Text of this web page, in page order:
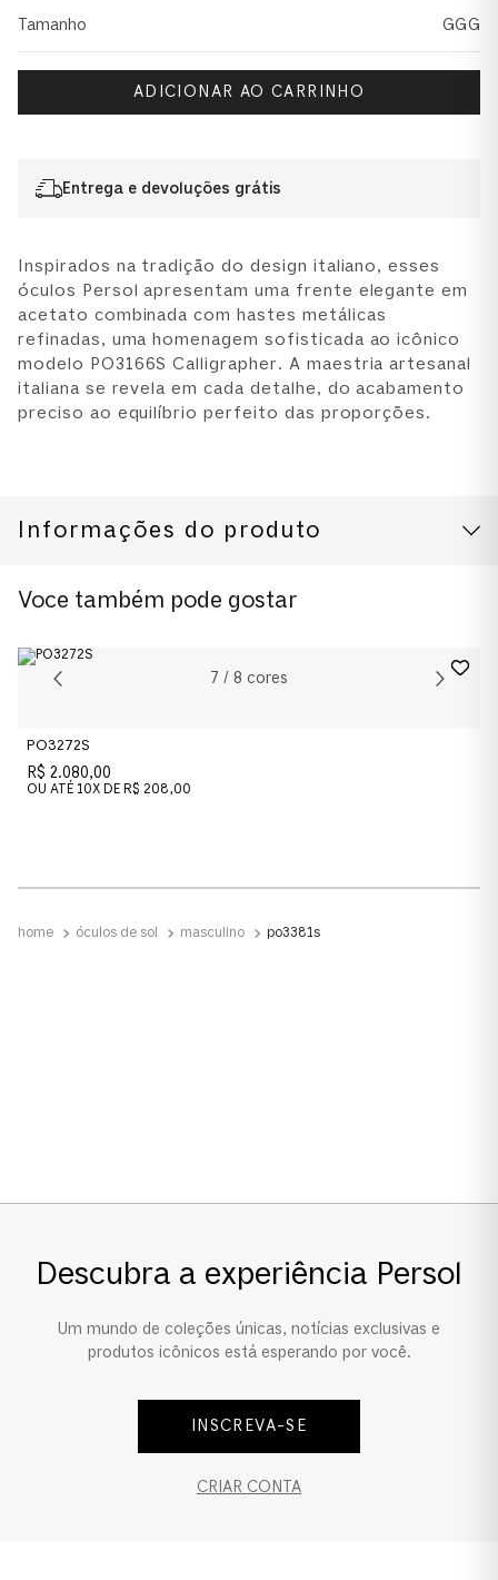
Tamanho GGG
ADICIONAR AO CARRINHO
Entrega e devoluções grátis
Inspirados na tradição do design italiano, esses
óculos Persol apresentam uma frente elegante em
acetato combinada com hastes metálicas
refinadas, uma homenagem sofisticada ao icônico
modelo PO3166S Calligrapher. A maestria artesanal
italiana se revela em cada detalhe, do acabamento
preciso ao equilíbrio perfeito das proporções.
Informações do produto
CUIDADOS COM O PRODUTO
0PO3381S
Cor da Armação
Cor das Lentes
Azul
Cristal
Material
Voce também pode gostar
7 / 8 cores
PO3272S
R$ 2.080,00
OU ATÉ 10X DE R$ 208,00
óculos de sol masculino po3381s
Descubra a experiência Persol
Um mundo de coleções únicas, notícias exclusivas e
produtos icônicos está esperando por você.
INSCREVA-SE
CRIAR CONTA